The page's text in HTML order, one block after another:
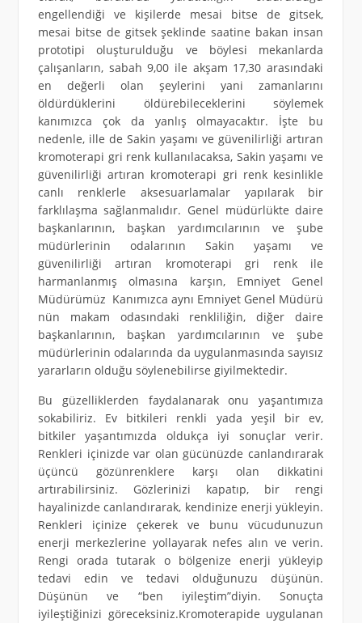
engellendiği ve kişilerde mesai bitse de gitsek,
mesai bitse de gitsek şeklinde saatine bakan insan
prototipi oluşturulduğu ve böylesi mekanlarda
çalışanların, sabah 9,00 ile akşam 17,30 arasındaki
en değerli olan şeylerini yani zamanlarını
öldürdüklerini öldürebileceklerini söylemek
kanımızca çok da yanlış olmayacaktır. İşte bu
nedenle, ille de Sakin yaşamı ve güvenilirliği artıran
kromoterapi gri renk kullanılacaksa, Sakin yaşamı ve
güvenilirliği artıran kromoterapi gri renk kesinlikle
canlı renklerle aksesuarlamalar yapılarak bir
farklılaşma sağlanmalıdır. Genel müdürlükte daire
başkanlarının, başkan yardımcılarının ve şube
müdürlerinin odalarının Sakin yaşamı ve
güvenilirliği artıran kromoterapi gri renk ile
harmanlanmış olmasına karşın, Emniyet Genel
Müdürümüz Kanımızca aynı Emniyet Genel Müdürü
nün makam odasındaki renkliliğin, diğer daire
başkanlarının, başkan yardımcılarının ve şube
müdürlerinin odalarında da uygulanmasında sayısız
yararların olduğu söylenebilirse giyilmektedir.
Bu güzelliklerden faydalanarak onu yaşantımıza
sokabiliriz. Ev bitkileri renkli yada yeşil bir ev,
bitkiler yaşantımızda oldukça iyi sonuçlar verir.
Renkleri içinizde var olan gücünüzde canlandırarak
üçüncü gözünrenklere karşı olan dikkatini
artırabilirsiniz. Gözlerinizi kapatıp, bir rengi
hayalinizde canlandırarak, kendinize enerji yükleyin.
Renkleri içinize çekerek ve bunu vücudunuzun
enerji merkezlerine yollayarak nefes alın ve verin.
Rengi orada tutarak o bölgenize enerji yükleyip
tedavi edin ve tedavi olduğunuzu düşünün.
Düşünün ve “ben iyileştim”diyin. Sonuçta
iyileştiğinizi göreceksiniz.Kromoterapide uygulanan